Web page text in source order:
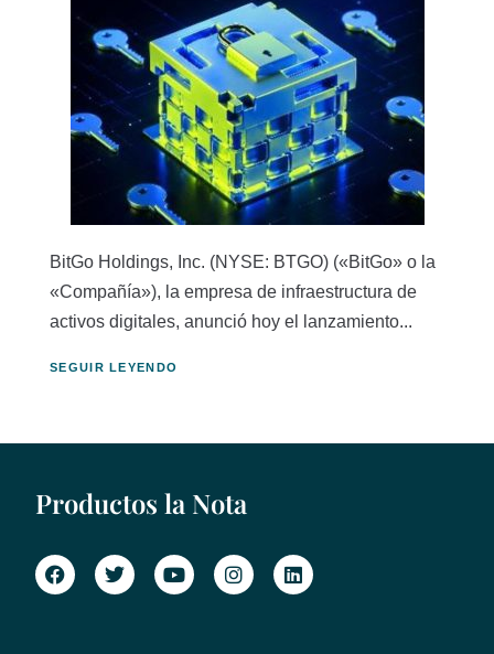
BitGo Holdings, Inc. (NYSE: BTGO) («BitGo» o la
«Compañía»), la empresa de infraestructura de
activos digitales, anunció hoy el lanzamiento...
SEGUIR LEYENDO
Productos la Nota